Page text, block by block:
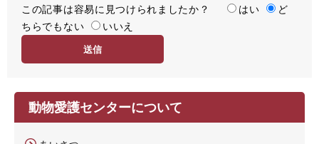
度
容
易
この記事は容易に見つけられましたか？ はい
ど
ちらでもない
いいえ
動物愛護センターについて